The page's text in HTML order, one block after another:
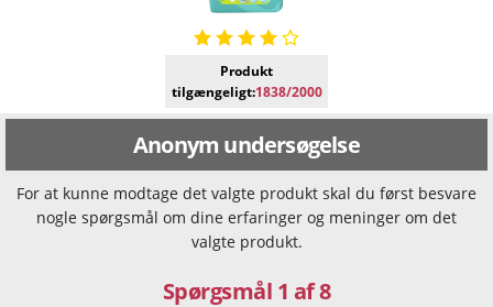
Produkt
tilgængeligt:1838/2000
Anonym undersøgelse
For at kunne modtage det valgte produkt skal du først besvare
nogle spørgsmål om dine erfaringer og meninger om det
valgte produkt.
Spørgsmål 1 af 8